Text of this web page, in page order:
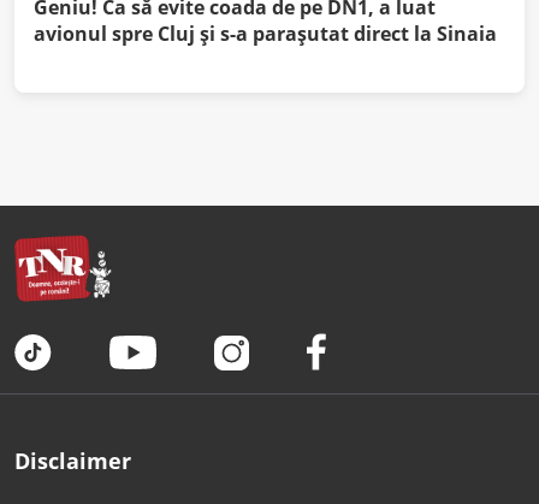
Geniu! Ca să evite coada de pe DN1, a luat
avionul spre Cluj şi s-a paraşutat direct la Sinaia
Disclaimer